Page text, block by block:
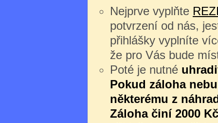
Nejprve vyplňte
potvrzení od nás,
přihlášky vyplníte
že pro Vás bude
Poté je nutné
Pokud záloha
některému z
Záloha činí 2000